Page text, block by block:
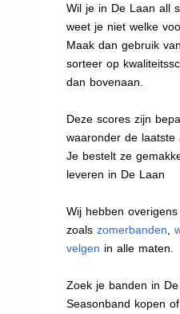
Wil je in De Laan all
weet je niet welke
Maak dan gebruik
sorteer op
dan bovenaan.
Deze scores zijn
waaronder de laatste
Je bestelt ze
leveren in De Laan
Wij hebben
zoalszomerbanden ,
velgen in alle maten.
Zoek je banden in
Seasonband kopen